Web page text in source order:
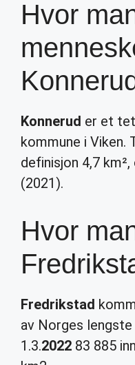
Hvor
Konnerud er et
kommune i
definisjon 4,7
(2021).
Hvor
Fredrikstad
av Norges lengste
1.3.2022 83 885